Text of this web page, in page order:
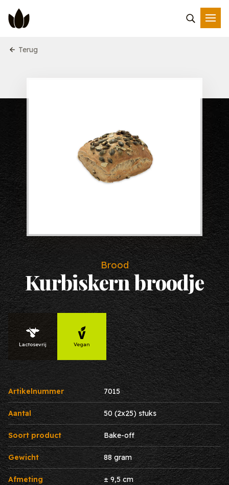
Terug
Brood
Kurbiskern broodje
Lactosevrij Vegan
Artikelnummer 7015
Aantal 50 (2x25) stuks
Soort product Bake-off
Gewicht 88 gram
Afmeting ± 9,5 cm